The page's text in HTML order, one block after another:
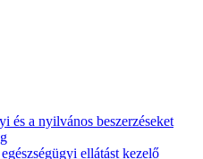
és a nyilvános beszerzéseket
ellátást kezelő